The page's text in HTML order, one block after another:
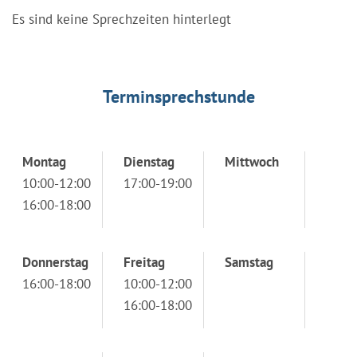
Es sind keine Sprechzeiten hinterlegt
Terminsprechstunde
Montag
10:00-12:00
16:00-18:00
Dienstag
17:00-19:00
Mittwoch
Donnerstag
16:00-18:00
Freitag
10:00-12:00
16:00-18:00
Samstag